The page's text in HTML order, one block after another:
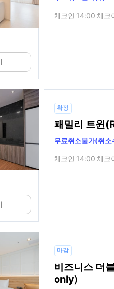
체크인 14:00 체크
확정
패밀리 트윈
무료취소불가(취소
체크인 14:00 체크
마감
비즈니스 더
only)